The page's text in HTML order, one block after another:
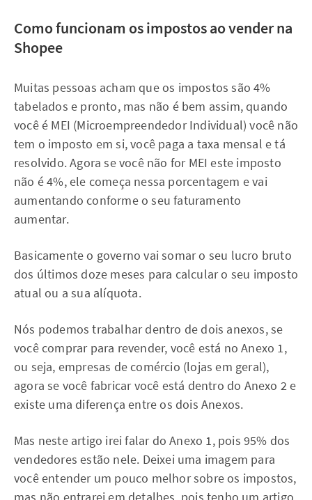
Como funcionam os impostos ao vender na
Shopee
Muitas pessoas acham que os impostos são 4%
tabelados e pronto, mas não é bem assim, quando
você é MEI (Microempreendedor Individual) você não
tem o imposto em si, você paga a taxa mensal e tá
resolvido. Agora se você não for MEI este imposto
não é 4%, ele começa nessa porcentagem e vai
aumentando conforme o seu faturamento
aumentar.
Basicamente o governo vai somar o seu lucro bruto
dos últimos doze meses para calcular o seu imposto
atual ou a sua alíquota.
Nós podemos trabalhar dentro de dois anexos, se
você comprar para revender, você está no Anexo 1,
ou seja, empresas de comércio (lojas em geral),
agora se você fabricar você está dentro do Anexo 2 e
existe uma diferença entre os dois Anexos.
Mas neste artigo irei falar do Anexo 1, pois 95% dos
vendedores estão nele. Deixei uma imagem para
você entender um pouco melhor sobre os impostos,
mas não entrarei em detalhes, pois tenho um artigo